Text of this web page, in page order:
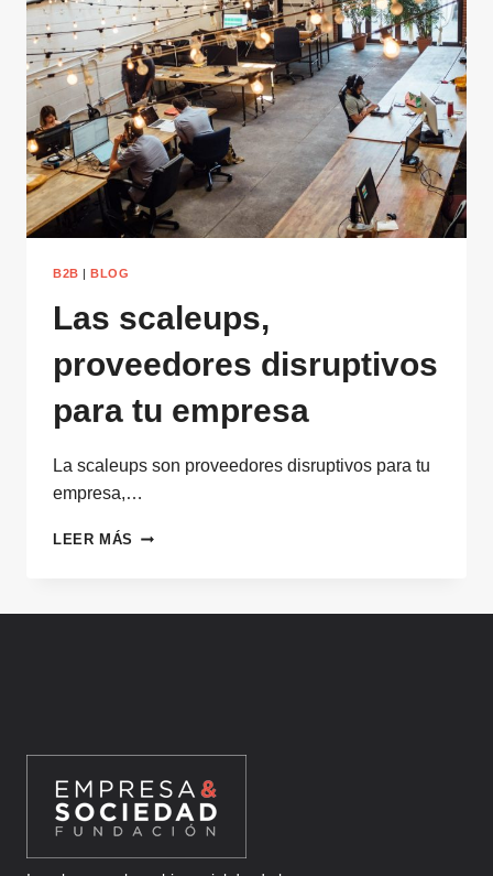
TENDENCIA
B2B BLOG
Las scaleups,
proveedores disruptivos
para tu empresa
La scaleups son proveedores disruptivos para tu
empresa,…
LEER MÁS LAS